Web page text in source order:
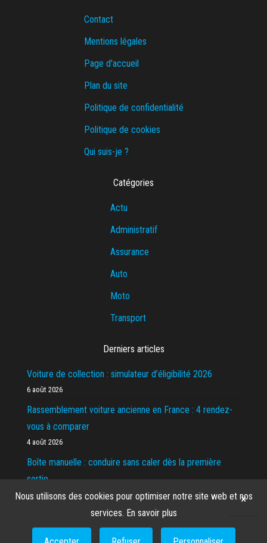
Contact
Mentions légales
Page d'accueil
Plan du site
Politique de confidentialité
Politique de cookies
Qui suis-je ?
Catégories
Actu
Administratif
Assurance
Auto
Moto
Transport
Derniers articles
Voiture de collection : simulateur d’éligibilité 2026
6 août 2026
Rassemblement voiture ancienne en France : 4 rendez-
vous à comparer
4 août 2026
Boîte manuelle : conduire sans caler dès la première
sortie
1 août 2026 ×
Nous utilisons des cookies pour optimiser notre site web et nos
services. En savoir plus